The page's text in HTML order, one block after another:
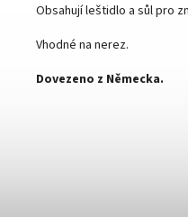
Obsahují leštidlo a sůl pro
Vhodné na nerez.
Dovezeno z Německa.